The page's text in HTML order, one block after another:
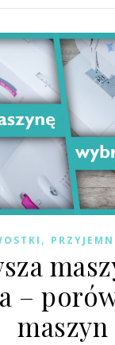
,
–
maszyn